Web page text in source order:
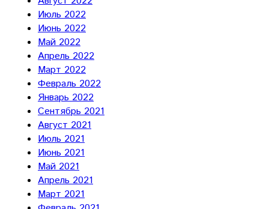
Июль 2022
Июнь 2022
Май 2022
Апрель 2022
Март 2022
Февраль 2022
Январь 2022
Сентябрь 2021
Август 2021
Июль 2021
Июнь 2021
Май 2021
Апрель 2021
Март 2021